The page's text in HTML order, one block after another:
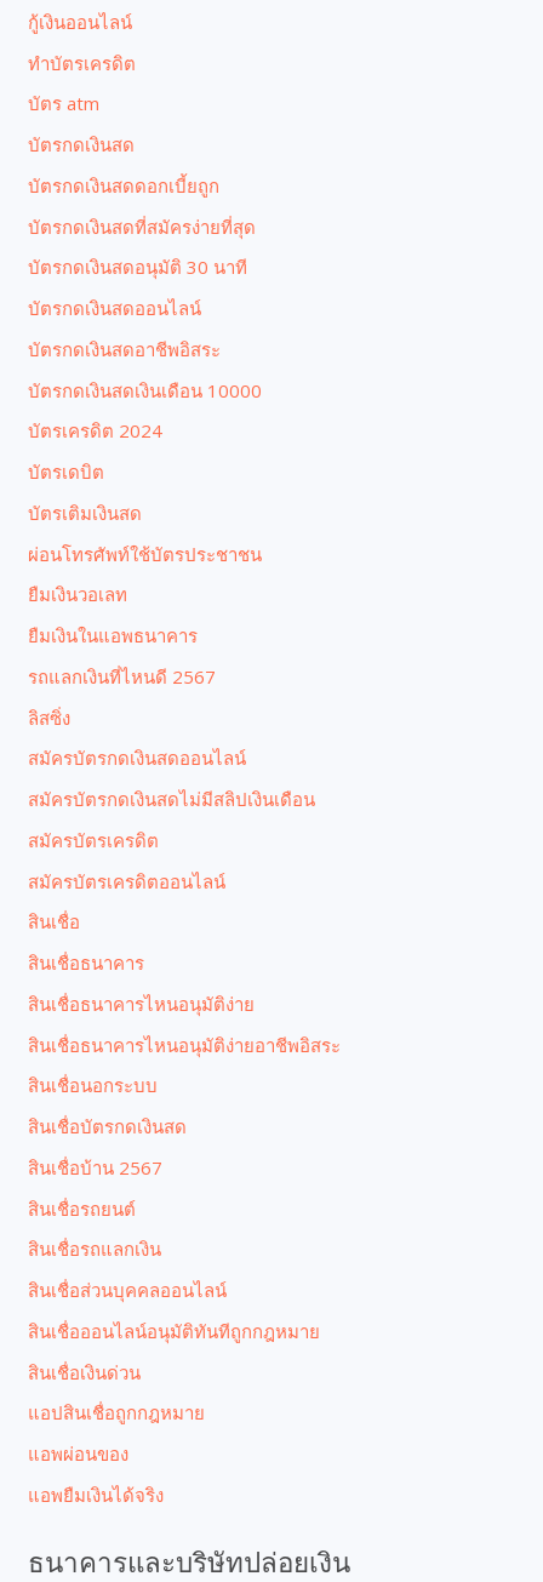
กู้เงินออนไลน์
ทำบัตรเครดิต
บัตร atm
บัตรกดเงินสด
บัตรกดเงินสดดอกเบี้ยถูก
บัตรกดเงินสดที่สมัครง่ายที่สุด
บัตรกดเงินสดอนุมัติ 30 นาที
บัตรกดเงินสดออนไลน์
บัตรกดเงินสดอาชีพอิสระ
บัตรกดเงินสดเงินเดือน 10000
บัตรเครดิต 2024
บัตรเดบิต
บัตรเติมเงินสด
ผ่อนโทรศัพท์ใช้บัตรประชาชน
ยืมเงินวอเลท
ยืมเงินในแอพธนาคาร
รถแลกเงินที่ไหนดี 2567
ลิสซิ่ง
สมัครบัตรกดเงินสดออนไลน์
สมัครบัตรกดเงินสดไม่มีสลิปเงินเดือน
สมัครบัตรเครดิต
สมัครบัตรเครดิตออนไลน์
สินเชื่อ
สินเชื่อธนาคาร
สินเชื่อธนาคารไหนอนุมัติง่าย
สินเชื่อธนาคารไหนอนุมัติง่ายอาชีพอิสระ
สินเชื่อนอกระบบ
สินเชื่อบัตรกดเงินสด
สินเชื่อบ้าน 2567
สินเชื่อรถยนต์
สินเชื่อรถแลกเงิน
สินเชื่อส่วนบุคคลออนไลน์
สินเชื่อออนไลน์อนุมัติทันทีถูกกฎหมาย
สินเชื่อเงินด่วน
แอปสินเชื่อถูกกฎหมาย
แอพผ่อนของ
แอพยืมเงินได้จริง
ธนาคารและบริษัทปล่อยเงิน